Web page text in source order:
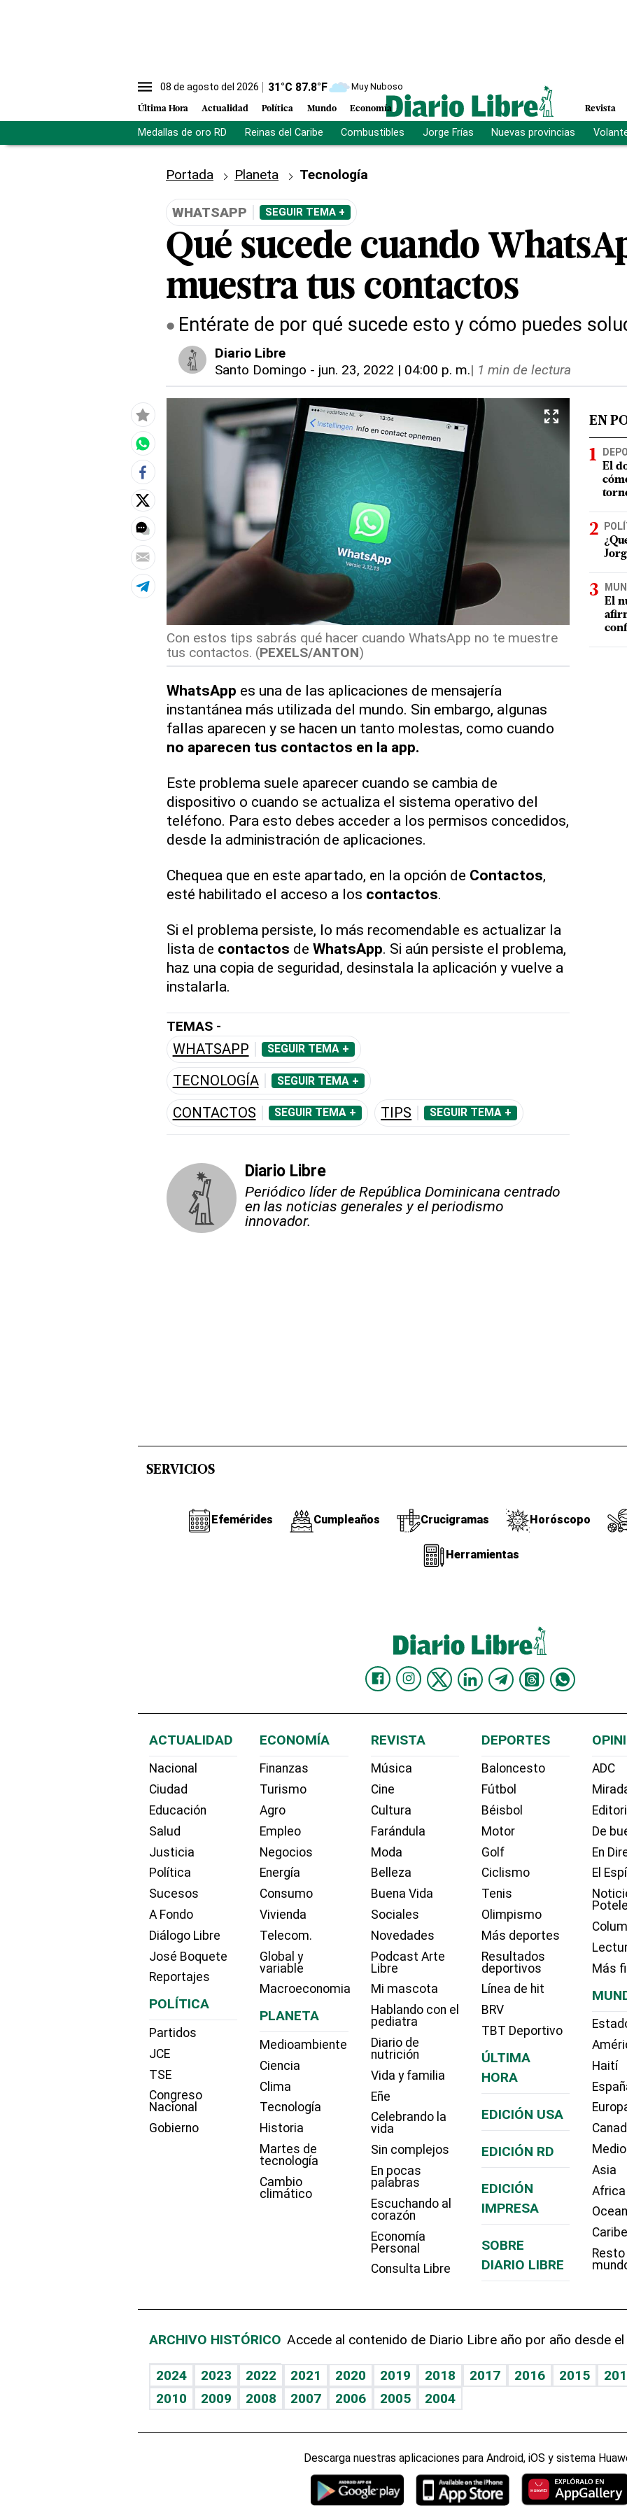
08 de agosto del 2026 31°C 87.8°F Muy Nuboso
Última Hora Actualidad Política Mundo Economía Revista
Medallas de oro RD Reinas del Caribe Combustibles Jorge Frías Nuevas provincias
Portada Planeta Tecnología
WHATSAPP SEGUIR TEMA +
Qué sucede cuando
muestra tus contactos
Entérate de por qué sucede esto y cómo puedes
Diario Libre
Santo Domingo - jun. 23, 2022 | 04:00 p. m.| 1 min de lectura
Con estos tips sabrás qué hacer cuando WhatsApp no te muestre
tus contactos. (PEXELS/ANTON)
WhatsApp es una de las aplicaciones de mensajería
instantánea más utilizada del mundo. Sin embargo, algunas
fallas aparecen y se hacen un tanto molestas, como cuando
no aparecen tus contactos en la app.
Este problema suele aparecer cuando se cambia de
dispositivo o cuando se actualiza el sistema operativo del
teléfono. Para esto debes acceder a los permisos concedidos,
desde la administración de aplicaciones.
Chequea que en este apartado, en la opción de Contactos,
esté habilitado el acceso a los contactos.
Si el problema persiste, lo más recomendable es actualizar la
lista de contactos de WhatsApp. Si aún persiste el problema,
haz una copia de seguridad, desinstala la aplicación y vuelve a
instalarla.
TEMAS -
WHATSAPP SEGUIR TEMA +
TECNOLOGÍA SEGUIR TEMA +
CONTACTOS SEGUIR TEMA + TIPS SEGUIR TEMA +
Diario Libre
Periódico líder de República Dominicana centrado
en las noticias generales y el periodismo
innovador.
EN
El
El
SERVICIOS
Efemérides Cumpleaños Crucigramas Horóscopo
Herramientas
ACTUALIDAD
Nacional
Ciudad
Educación
Salud
Justicia
Política
Sucesos
A Fondo
Diálogo Libre
José Boquete
Reportajes
POLÍTICA
Partidos
JCE
TSE
Congreso
Nacional
Gobierno
ECONOMÍA
Finanzas
Turismo
Agro
Empleo
Negocios
Energía
Consumo
Vivienda
Telecom.
Global y
variable
Macroeconomia
PLANETA
Medioambiente
Ciencia
Clima
Tecnología
Historia
Martes de
tecnología
Cambio
climático
REVISTA
Música
Cine
Cultura
Farándula
Moda
Belleza
Buena Vida
Sociales
Novedades
Podcast Arte
Libre
Mi mascota
Hablando con el
pediatra
Diario de
nutrición
Vida y familia
Eñe
Celebrando la
vida
Sin complejos
En pocas
palabras
Escuchando al
corazón
Economía
Personal
Consulta Libre
DEPORTES
Baloncesto
Fútbol
Béisbol
Motor
Golf
Ciclismo
Tenis
Olimpismo
Más deportes
Resultados
deportivos
Línea de hit
BRV
TBT Deportivo
ÚLTIMA
HORA
EDICIÓN USA
EDICIÓN RD
EDICIÓN
IMPRESA
SOBRE
DIARIO LIBRE
ADC
De
En
El
Más
Haití
Asia
Africa
Caribe
Resto
ARCHIVO HISTÓRICO Accede al contenido de Diario Libre año por año desde
2024 2023 2022 2021 2020 2019 2018 2017 2016 2015
2010
2009 2008 2007 2006 2005 2004
Descarga nuestras aplicaciones para Android, iOS y sistema